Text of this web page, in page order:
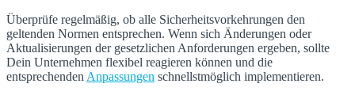
Überprüfe regelmäßig, ob alle Sicherheitsvorkehrungen den
geltenden Normen entsprechen. Wenn sich Änderungen oder
Aktualisierungen der gesetzlichen Anforderungen ergeben, sollte
Dein Unternehmen flexibel reagieren können und die
entsprechenden Anpassungen schnellstmöglich implementieren.